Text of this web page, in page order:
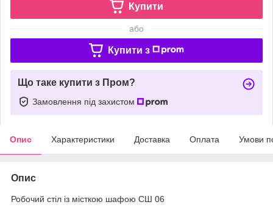
Купити
або
Купити з
Що таке купити з Пром?
Замовлення під захистом
Опис Характеристики Доставка Оплата Умови
Опис
Робочий стіл із місткою шафою СШ 06